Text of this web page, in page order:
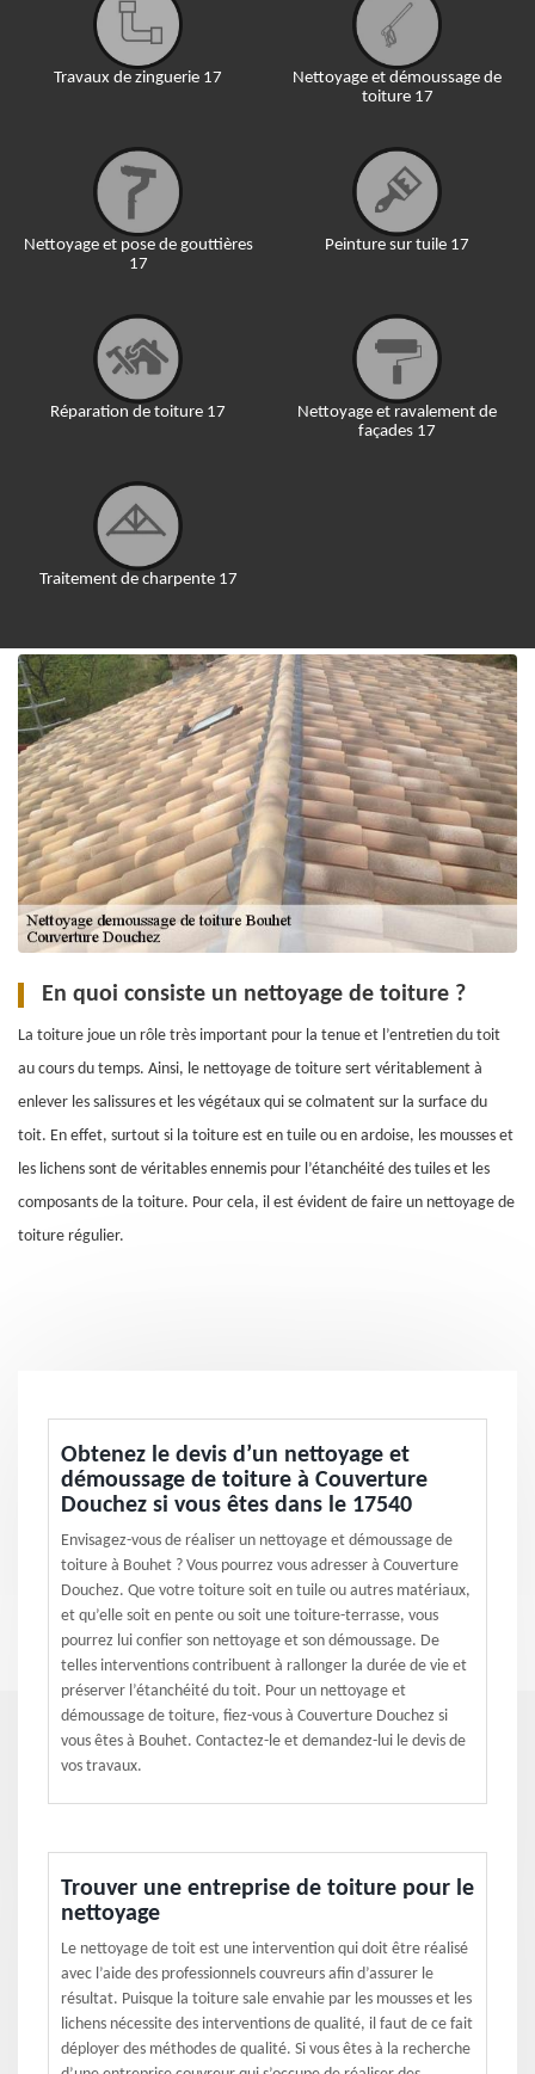
Travaux de zinguerie 17
Nettoyage et pose de gouttières
17
Réparation de toiture 17
Traitement de charpente 17
Nettoyage et démoussage de
toiture 17
Peinture sur tuile 17
Nettoyage et ravalement de
façades 17
En quoi consiste un nettoyage de toiture ?
La toiture joue un rôle très important pour la tenue et l’entretien du toit
au cours du temps. Ainsi, le nettoyage de toiture sert véritablement à
enlever les salissures et les végétaux qui se colmatent sur la surface du
toit. En effet, surtout si la toiture est en tuile ou en ardoise, les mousses et
les lichens sont de véritables ennemis pour l’étanchéité des tuiles et les
composants de la toiture. Pour cela, il est évident de faire un nettoyage de
toiture régulier.
Obtenez le devis d’un nettoyage et
démoussage de toiture à Couverture
Douchez si vous êtes dans le 17540
Envisagez-vous de réaliser un nettoyage et démoussage de
toiture à Bouhet ? Vous pourrez vous adresser à Couverture
Douchez. Que votre toiture soit en tuile ou autres matériaux,
et qu’elle soit en pente ou soit une toiture-terrasse, vous
pourrez lui confier son nettoyage et son démoussage. De
telles interventions contribuent à rallonger la durée de vie et
préserver l’étanchéité du toit. Pour un nettoyage et
démoussage de toiture, fiez-vous à Couverture Douchez si
vous êtes à Bouhet. Contactez-le et demandez-lui le devis de
vos travaux.
Trouver une entreprise de toiture pour le
nettoyage
Le nettoyage de toit est une intervention qui doit être réalisé
avec l’aide des professionnels couvreurs afin d’assurer le
résultat. Puisque la toiture sale envahie par les mousses et les
lichens nécessite des interventions de qualité, il faut de ce fait
déployer des méthodes de qualité. Si vous êtes à la recherche